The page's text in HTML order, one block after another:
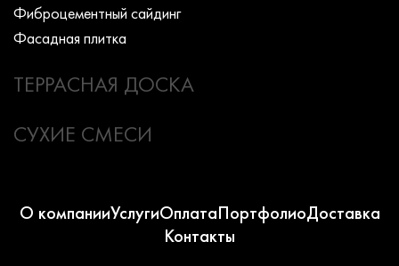
Фиброцементный сайдинг
Фасадная плитка
ТЕРРАСНАЯ ДОСКА
СУХИЕ СМЕСИ
О компанииУслугиОплатаПортфолиоДоставка
Контакты